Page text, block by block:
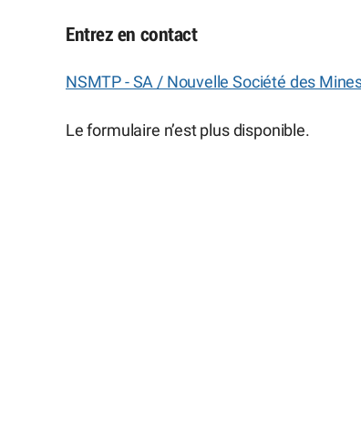
Entrez en contact
NSMTP - SA / Nouvelle Société des
Le formulaire n’est plus disponible.